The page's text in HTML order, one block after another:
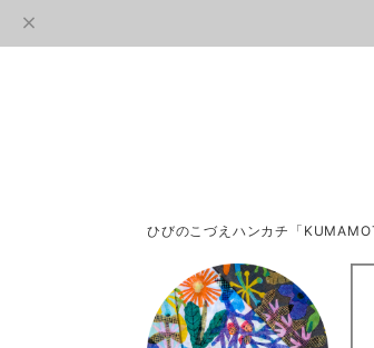
ひびのこづえハンカチ「